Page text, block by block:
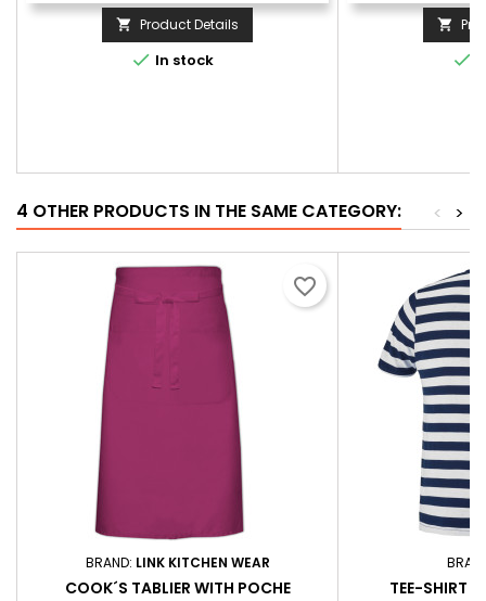
 Product Details
 In stock


4 OTHER PRODUCTS IN THE SAME CATEGORY: >
<
BRAND: LINK KITCHEN WEAR
COOK´S TABLIER WITH POCHE
favorite_border
TEE-SHIRT